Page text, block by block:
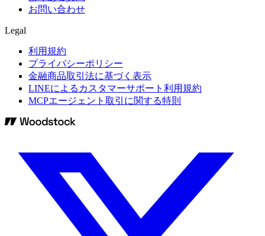
お問い合わせ
Legal
利用規約
プライバシーポリシー
金融商品取引法に基づく表示
LINEによるカスタマーサポート利用規約
MCPエージェント取引に関する特則